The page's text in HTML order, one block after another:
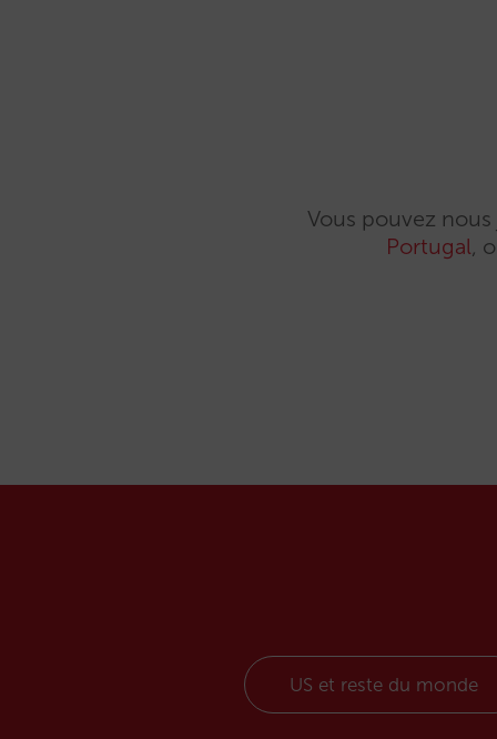
Vous pouvez
Portugal,
US et reste du monde